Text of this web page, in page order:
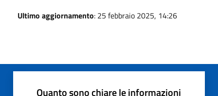
Ultimo aggiornamento: 25 febbraio 2025, 14:26
Quanto sono chiare le informazioni